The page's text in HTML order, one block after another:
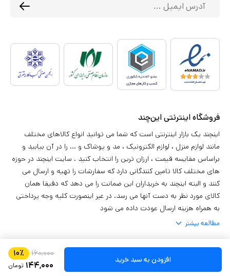
افزودن به سبد خرید
۱۶۰,۰۰۰ ۱۰٪
۱۴۴,۰۰۰ تومان
فروشگاه اینترنتی این‌چند
اینچند یک بازار اینترنتی است که شما می توانید انواع کالاهای مختلف
مانند لوازم منزل ، لوازم الکترونیک ، مد و پوشاک و ... را در آن بیابید و
براساس مقایسه قیمت ، ارزان ترین را انتخاب کنید . سایت اینچند در حوزه
های مختلف کالا تامین کنندگانی دارد که سفارشات را تهیه و ارسال می
کنند و البته اینچند به خریداران این ضمانت را می دهد که دقیقا همان
کالای مورد نظر به دست آنها می رسد. در غیر اینصورت کلیه وجه پرداختی
به همراه هزینه ارسال عودت داده می شود
مطالعه بیشتر
بازار اینترنتی این‌چند
برای مقاصد غیر تجاری با ذکر منبع بلامانع
شرکت گوهر تابان بازارمی باشد.